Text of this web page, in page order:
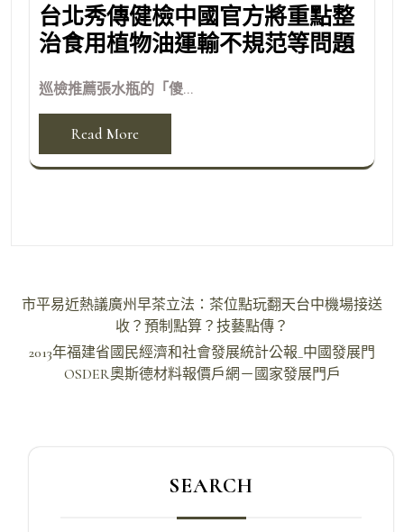
台北秀傳健檢中國官方將重點整
治食用植物油運輸不規范等問題
巡檢推薦張水瓶的「傻...
Read More
文
導
市平易近熱議廣州早茶立法：茶位點玩翻天台中機場接送
收？預制點算？技藝點傳？
2013年福建省國民經濟和社會發展統計公報_中國發展門
OSDER奧斯德材料報價戶網－國家發展門戶
SEARCH